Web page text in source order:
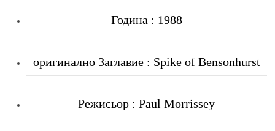
Година : 1988
оригинално Заглавие : Spike of Bensonhurst
Режисьор : Paul Morrissey